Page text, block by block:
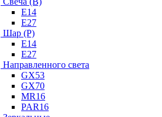
Е14
Е27
Шар (Р)
Е14
Е27
Направленного света
GX53
GX70
MR16
PAR16